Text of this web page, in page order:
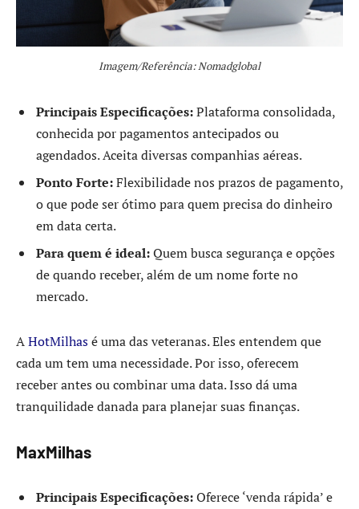
Imagem/Referência: Nomadglobal
Principais Especificações:Plataforma consolidada,
conhecida por pagamentos antecipados ou
agendados. Aceita diversas companhias aéreas.
Ponto Forte:Flexibilidade nos prazos de pagamento,
o que pode ser ótimo para quem precisa do dinheiro
em data certa.
Para quem é ideal:Quem busca segurança e opções
de quando receber, além de um nome forte no
mercado.
AHotMilhasé uma das veteranas. Eles entendem que
cada um tem uma necessidade. Por isso, oferecem
receber antes ou combinar uma data. Isso dá uma
tranquilidade danada para planejar suas finanças.
MaxMilhas
Principais Especificações:Oferece ‘venda rápida’ e